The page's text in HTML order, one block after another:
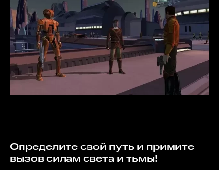
Определите свой путь и примите
вызов силам света и тьмы!